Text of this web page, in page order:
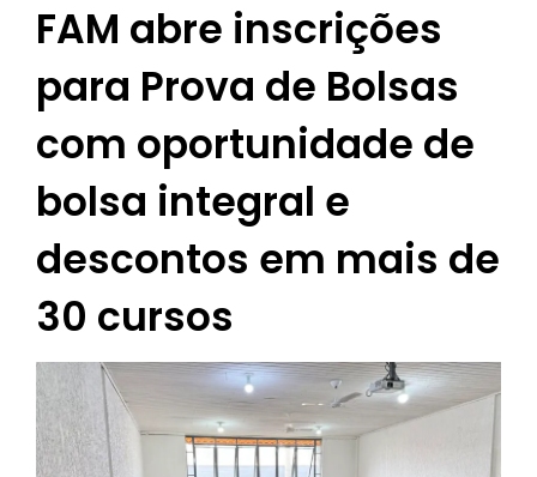
FAM abre inscrições
para Prova de Bolsas
com oportunidade de
bolsa integral e
descontos em mais de
30 cursos